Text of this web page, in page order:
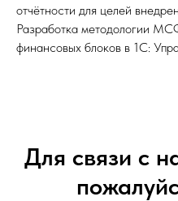
отчётности для целей
Разработка методологии
финансовых блоков в 1С:
Для связи с